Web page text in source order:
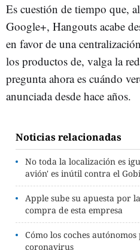
Es cuestión de tiempo que,
Google+, Hangouts acabe
en favor de una
los productos de, valga la
pregunta ahora es cuándo
anunciada desde hace años.
Noticias relacionadas
No toda la localización es
avión' es inútil contra el
Apple sube su apuesta por
compra de esta empresa
Cómo los coches
coronavirus